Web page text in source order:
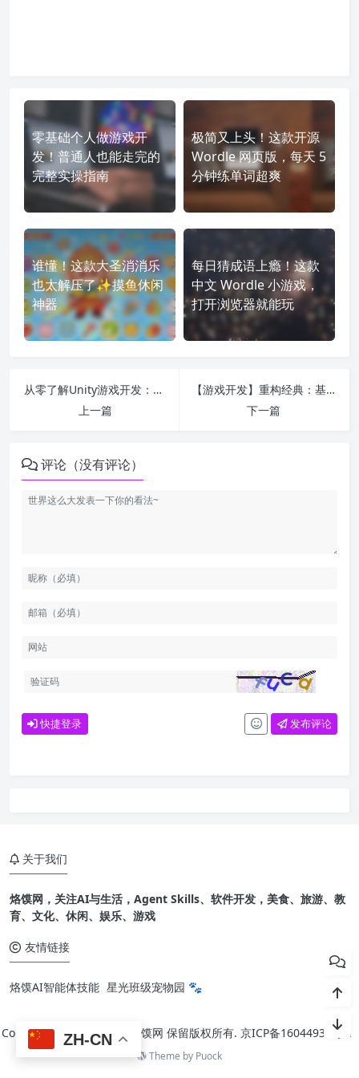
零基础个人做游戏开
发！普通人也能走完的
完整实操指南
极简又上头！这款开源
Wordle 网页版，每天 5
分钟练单词超爽
谁懂！这款大圣消消乐
也太解压了✨摸鱼休闲
神器
每日猜成语上瘾！这款
中文 Wordle 小游戏，
打开浏览器就能玩
从零了解Unity游戏开发：小白也能上手的游戏创作指南
上一篇
【游戏开发】重构经典：基于“电路连通”逻辑的创新消除游戏设计
下一篇
评论（没有评论）
快捷登录 发布评论
关于我们
烙馍网，关注AI与生活，Agent Skills、软件开发，美食、旅游、教
育、文化、休闲、娱乐、游戏
友情链接
烙馍AI智能体技能 星光班级宠物园 🐾
Copyright @ 2015-2026 烙馍网 保留版权所有. 京ICP备16044936号-1
Theme by Puock
ZH-CN